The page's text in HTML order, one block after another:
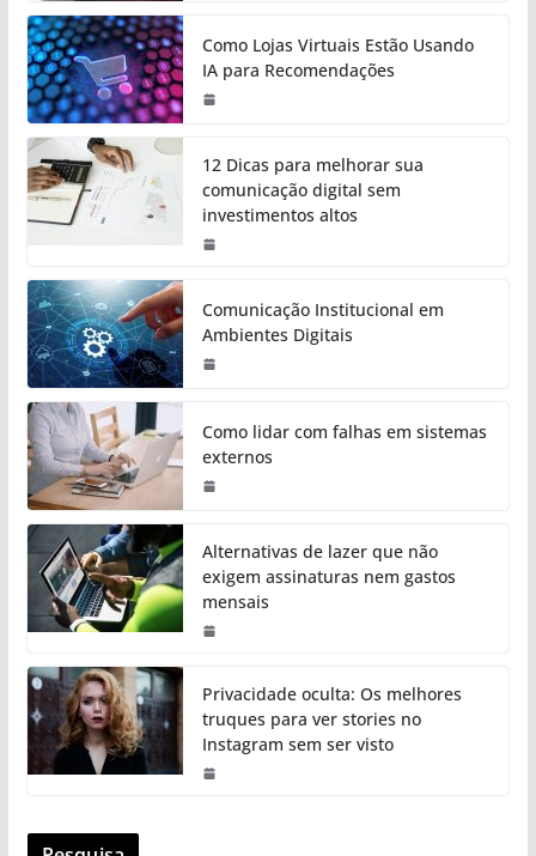
Como Lojas Virtuais Estão Usando
IA para Recomendações
12 Dicas para melhorar sua
comunicação digital sem
investimentos altos
Comunicação Institucional em
Ambientes Digitais
Como lidar com falhas em sistemas
externos
Alternativas de lazer que não
exigem assinaturas nem gastos
mensais
Privacidade oculta: Os melhores
truques para ver stories no
Instagram sem ser visto